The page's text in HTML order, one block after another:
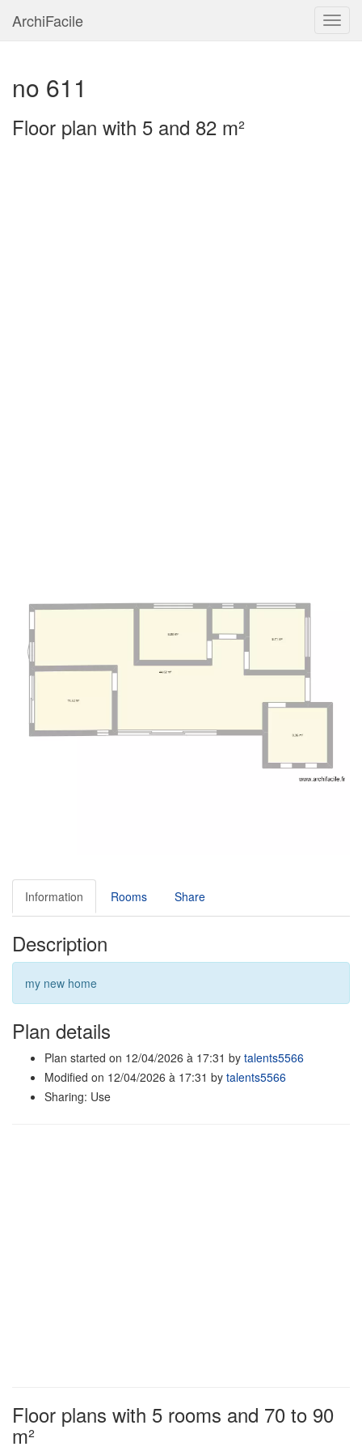
ArchiFacile
no 611
Floor plan with 5 and 82 m²
Information Rooms Share
Description
my new home
Plan details
Plan started on 12/04/2026 à 17:31 by talents5566
Modified on 12/04/2026 à 17:31 by talents5566
Sharing: Use
Floor plans with 5 rooms and 70 to 90
m²